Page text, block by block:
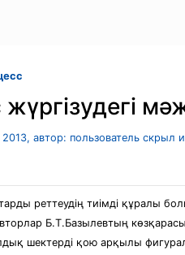
автор: пользователь скрыл
реттеудің тиімді құралы
Б.Т.Базылевтың
шектерді қою арқылы